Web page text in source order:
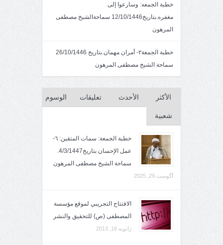
خطبة الجمعه: وسارعوا إلى
مغفره.بتاريخ12/10/1446 سماحةالشيخ مصطفى
المرهون
خطبة الجمعة٢- أمران مهمان.بتاريخ 26/10/1446
سماحة الشيخ مصطفى المرهون
الأكثر
شعبية
الأحدث تعليقات الوسوم
خطبة الجمعة: سمات المتقين: ٦-
سماحة الشيخ مصطفى المرهون
آگوست 29, 2025
الافتتاح التجريبي لموقع مؤسسة
المصطفى (ص) للتحقيق والنشر
ژانویه 16, 2013